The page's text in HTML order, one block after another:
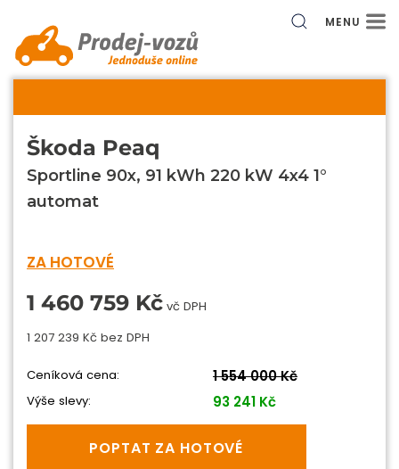
MENU
Škoda Peaq
Sportline 90x, 91 kWh 220 kW 4x4 1°
automat
ZA HOTOVÉ
1 460 759 Kč vč DPH
1 207 239 Kč bez DPH
Ceníková cena: 1 554 000 Kč
Výše slevy: 93 241 Kč
POPTAT ZA HOTOVÉ